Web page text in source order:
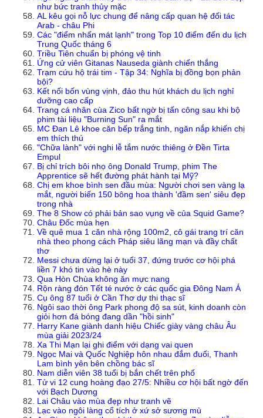
như bức tranh thủy mặc
AL kêu gọi nỗ lực chung để nâng cấp quan hệ đối tác
Arab - châu Phi
Các "điểm nhấn mát lạnh" trong Top 10 điểm đến du lịch
Trung Quốc tháng 6
Triều Tiên chuẩn bị phóng vệ tinh
Ứng cử viên Gitanas Nauseda giành chiến thắng
Trạm cứu hộ trái tim - Tập 34: Nghĩa bị đồng bọn phản
bội?
Kết nối bốn vùng vịnh, đảo thu hút khách du lịch nghỉ
dưỡng cao cấp
Trang cá nhân cùa Zico bất ngờ bị tấn công sau khi bộ
phim tài liệu "Burning Sun" ra mắt
MC Đan Lê khoe căn bếp trắng tinh, ngăn nắp khiến chị
em thích thú
"Chữa lành" với nghi lễ tắm nước thiêng ở Đền Tirta
Empul
Bị chỉ trích bôi nhọ ông Donald Trump, phim The
Apprentice sẽ hết đường phát hành tại Mỹ?
Chị em khoe bình sen đầu mùa: Người chơi sen vàng lạ
mắt, người biến 150 bông hoa thành 'đầm sen' siêu đẹp
trong nhà
The 8 Show có phải bản sao vụng về của Squid Game?
Châu Đốc mùa hẹn
Về quê mua 1 căn nhà rộng 100m2, cô gái trang trí căn
nhà theo phong cách Pháp siêu lãng mạn và đầy chất
thơ
Messi chưa dừng lại ở tuổi 37, đứng trước cơ hội phá
liền 7 khó tin vào hè này
Qua Hòn Chùa không ăn mực nang
Rộn ràng đón Tết té nước ở các quốc gia Đông Nam Á
Cụ ông 87 tuổi ở Cần Thơ dự thi thạc sĩ
Ngôi sao thời ông Park phong độ sa sút, kinh doanh còn
giỏi hơn đá bóng đang dần "hồi sinh"
Harry Kane giành danh hiệu Chiếc giày vàng châu Âu
mùa giải 2023/24
Xa Thi Mạn lại ghi điểm với dạng vai quen
Ngọc Mai và Quốc Nghiệp hôn nhau đắm đuối, Thanh
Lam bình yên bên chồng bác sĩ
Nam diễn viên 38 tuổi bị bắn chết trên phố
Tử vi 12 cung hoàng đạo 27/5: Nhiều cơ hội bất ngờ đến
với Bạch Dương
Lai Châu vào mùa đẹp như tranh vẽ
Lạc vào ngôi làng cổ tích ở xứ sở sương mù